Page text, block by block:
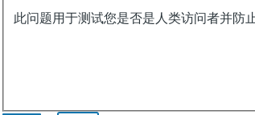
此问题用于测试您是否是人类访问者并防